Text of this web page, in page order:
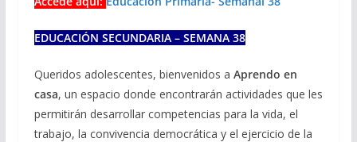
EDUCACIÓN SECUNDARIA – SEMANA 38
Queridos adolescentes, bienvenidos a Aprendo en
casa, un espacio donde encontrarán actividades que les
permitirán desarrollar competencias para la vida, el
trabajo, la convivencia democrática y el ejercicio de la